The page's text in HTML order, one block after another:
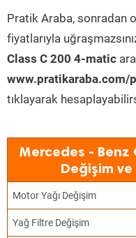
Pratik Araba, sonradan
fiyatlarıyla
Class C 200 4-matic
tıklayarak
Mercedes - Benz
Değişim
Motor Yağı Değişim
Yağ Filtre Değişim